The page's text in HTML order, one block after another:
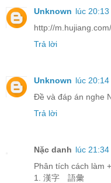
Unknown lúc
http://
Trả lời
Unknown lúc
Đề và đáp án nghe
Trả lời
Nặc danh lúc
Phân tích cách làm
1. 漢字 語彙